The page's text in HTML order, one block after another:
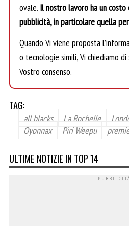
ovale. Il nostro lavoro ha un
pubblicità, in particolare quella
Quando Vi viene proposta
o tecnologie simili, Vi chiediamo
Vostro consenso.
TAG:
all blacks La Rochelle
Oyonnax
Piri Weepu
ULTIME NOTIZIE IN TOP 14